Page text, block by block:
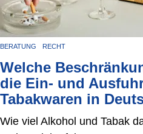
BERATUNG RECHT
Welche
die Ein- und
Tabakwaren in
Wie viel Alkohol und Tabak